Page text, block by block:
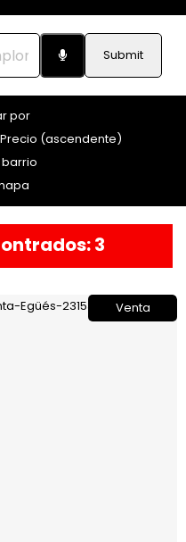
Submit
por
Precio (ascendente)
3
Venta